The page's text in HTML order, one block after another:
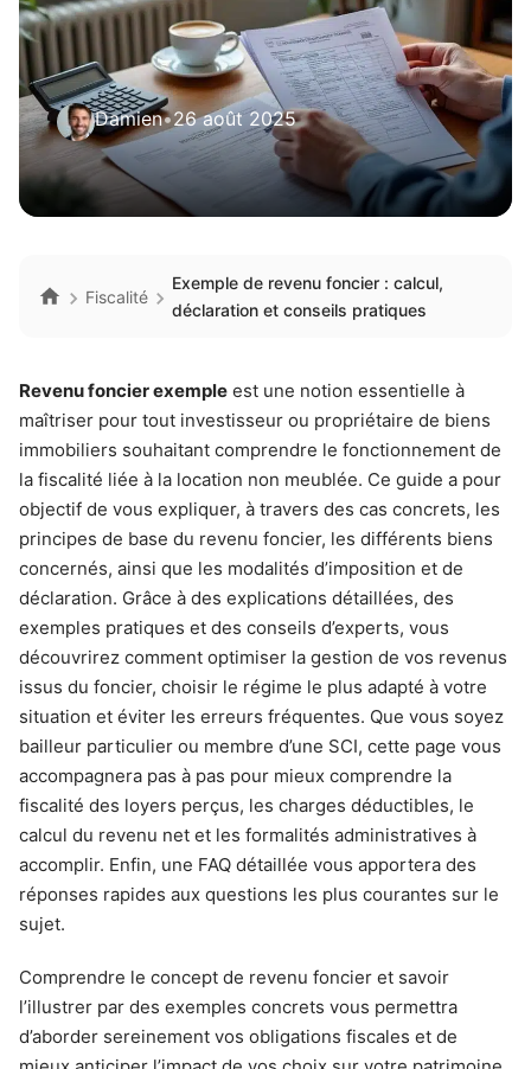
Damien•26 août 2025
Fiscalité
Exemple de revenu foncier : calcul,
déclaration et conseils pratiques
Revenu foncier exemple est une notion essentielle à
maîtriser pour tout investisseur ou propriétaire de biens
immobiliers souhaitant comprendre le fonctionnement de
la fiscalité liée à la location non meublée. Ce guide a pour
objectif de vous expliquer, à travers des cas concrets, les
principes de base du revenu foncier, les différents biens
concernés, ainsi que les modalités d’imposition et de
déclaration. Grâce à des explications détaillées, des
exemples pratiques et des conseils d’experts, vous
découvrirez comment optimiser la gestion de vos revenus
issus du foncier, choisir le régime le plus adapté à votre
situation et éviter les erreurs fréquentes. Que vous soyez
bailleur particulier ou membre d’une SCI, cette page vous
accompagnera pas à pas pour mieux comprendre la
fiscalité des loyers perçus, les charges déductibles, le
calcul du revenu net et les formalités administratives à
accomplir. Enfin, une FAQ détaillée vous apportera des
réponses rapides aux questions les plus courantes sur le
sujet.
Comprendre le concept de revenu foncier et savoir
l’illustrer par des exemples concrets vous permettra
d’aborder sereinement vos obligations fiscales et de